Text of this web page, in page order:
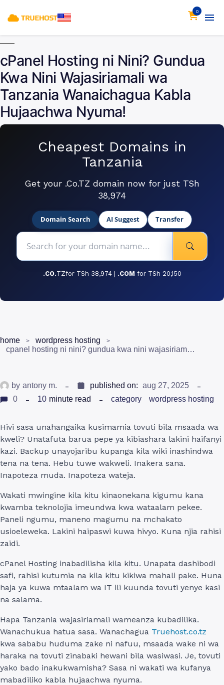
0
cPanel Hosting ni Nini? Gundua
Kwa Nini Wajasiriamali wa
Tanzania Wanaichagua Kabla
Hujaachwa Nyuma!
Cheapest Domains in
Tanzania
Get your .Co.TZ domain now for just TSh
38,974
Domain Search AI Suggest Transfer
.CO.TZfor TSh 38,974 | .COM for TSh 20,150
home
wordpress hosting
cpanel hosting ni nini? gundua kwa nini wajasiriamali wa tanzania wanaichagua kabla hujaachwa nyuma!
by antony m. published on: aug 27, 2025
0
10 minute read category wordpress hosting
Hivi sasa unahangaika kusimamia tovuti bila msaada wa
kweli? Unatafuta barua pepe ya kibiashara lakini haifanyi
kazi. Backup unayojaribu kupanga kila wiki inashindwa
tena na tena. Hebu tuwe wakweli. Inakera sana.
Inapoteza muda. Inapoteza wateja.
Wakati mwingine kila kitu kinaonekana kigumu kana
kwamba teknolojia imeundwa kwa wataalam pekee.
Paneli ngumu, maneno magumu na mchakato
usioeleweka. Lakini haipaswi kuwa hivyo. Kuna njia rahisi
zaidi.
cPanel Hosting inabadilisha kila kitu. Unapata dashibodi
safi, rahisi kutumia na kila kitu kikiwa mahali pake. Huna
haja ya kuwa mtaalam wa IT ili kuunda tovuti yenye kasi
na salama.
Hapa Tanzania wajasiriamali wameanza kubadilika.
Wanachukua hatua sasa. Wanachagua Truehost.co.tz
kwa sababu huduma zake ni nafuu, msaada wake ni wa
haraka na tovuti zinabaki hewani bila wasiwasi. Je, tovuti
yako bado inakukwamisha? Sasa ni wakati wa kufanya
mabadiliko kabla hujaachwa nyuma.